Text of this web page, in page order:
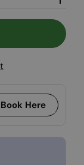
Abrir medios 2
Book Here